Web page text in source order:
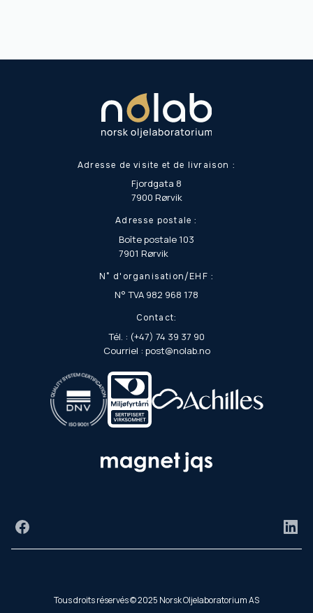
Adresse de visite et de livraison :
Fjordgata 8
7900 Rørvik
Adresse postale :
Boîte postale 103
7901 Rørvik
N° d'organisation/EHF :
N° TVA 982 968 178
Contact:
Tél. : (+47) 74 39 37 90
Courriel : post@nolab.no
Facebook
Tous droits réservés © 2025 Norsk Oljelaboratorium AS